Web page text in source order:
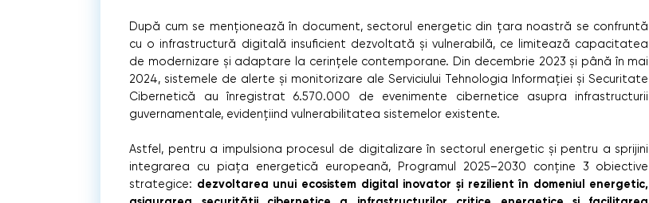
După cum se menționează în document, sectorul energetic din țara noastră se confruntă
cu o infrastructură digitală insuficient dezvoltată și vulnerabilă, ce limitează capacitatea
de modernizare și adaptare la cerințele contemporane. Din decembrie 2023 și până în mai
2024, sistemele de alerte și monitorizare ale Serviciului Tehnologia Informației și Securitate
Cibernetică au înregistrat 6.570.000 de evenimente cibernetice asupra infrastructurii
guvernamentale, evidențiind vulnerabilitatea sistemelor existente.
Astfel, pentru a impulsiona procesul de digitalizare în sectorul energetic și pentru a sprijini
integrarea cu piața energetică europeană, Programul 2025–2030 conține 3 obiective
strategice: dezvoltarea unui ecosistem digital inovator și rezilient în domeniul energetic,